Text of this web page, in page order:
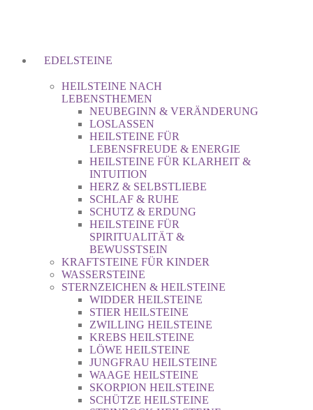
EDELSTEINE
HEILSTEINE NACH
LEBENSTHEMEN
NEUBEGINN & VERÄNDERUNG
LOSLASSEN
HEILSTEINE FÜR
LEBENSFREUDE & ENERGIE
HEILSTEINE FÜR KLARHEIT &
INTUITION
HERZ & SELBSTLIEBE
SCHLAF & RUHE
SCHUTZ & ERDUNG
HEILSTEINE FÜR
SPIRITUALITÄT &
BEWUSSTSEIN
KRAFTSTEINE FÜR KINDER
WASSERSTEINE
STERNZEICHEN & HEILSTEINE
WIDDER HEILSTEINE
STIER HEILSTEINE
ZWILLING HEILSTEINE
KREBS HEILSTEINE
LÖWE HEILSTEINE
JUNGFRAU HEILSTEINE
WAAGE HEILSTEINE
SKORPION HEILSTEINE
SCHÜTZE HEILSTEINE